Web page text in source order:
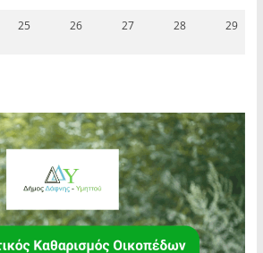
25 26 27 28 29